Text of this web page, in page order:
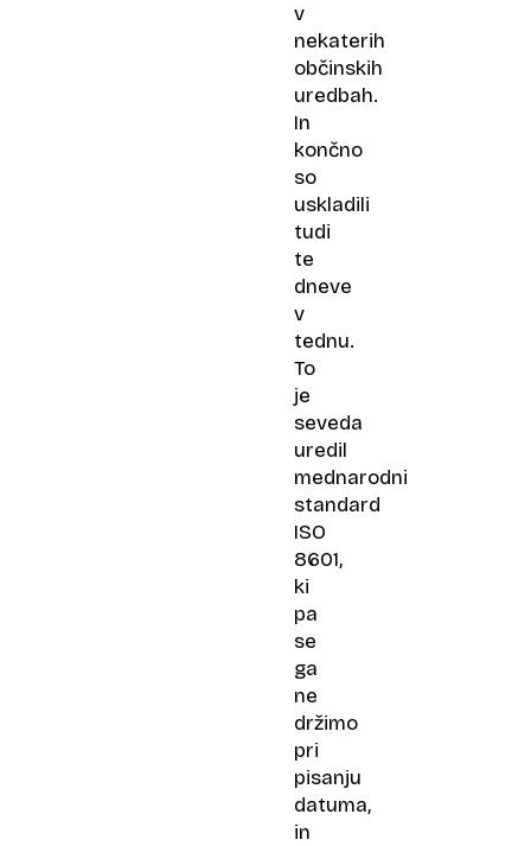
v
nekaterih
občinskih
uredbah.
In
končno
so
uskladili
tudi
te
dneve
v
tednu.
To
je
seveda
uredil
mednarodni
standard
ISO
8601,
ki
pa
se
ga
ne
držimo
pri
pisanju
datuma,
in